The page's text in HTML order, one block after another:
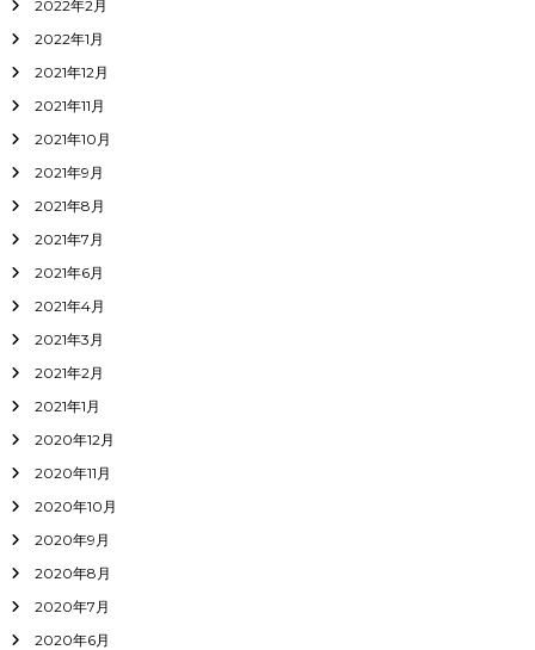
2022年2月
2022年1月
2021年12月
2021年11月
2021年10月
2021年9月
2021年8月
2021年7月
2021年6月
2021年4月
2021年3月
2021年2月
2021年1月
2020年12月
2020年11月
2020年10月
2020年9月
2020年8月
2020年7月
2020年6月